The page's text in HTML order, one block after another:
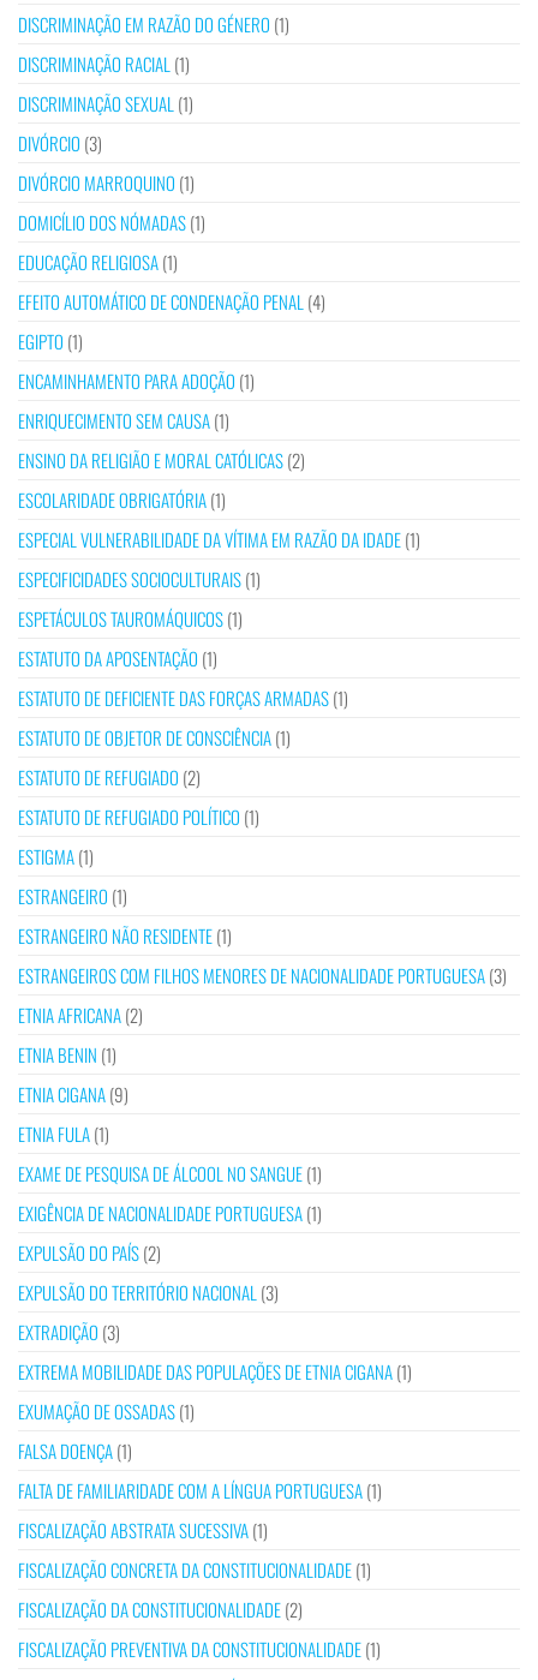
DISCRIMINAÇÃO EM RAZÃO DO GÉNERO (1)
DISCRIMINAÇÃO RACIAL(1)
DISCRIMINAÇÃO SEXUAL(1)
DIVÓRCIO (3)
DIVÓRCIO MARROQUINO (1)
DOMICÍLIO DOS NÓMADAS(1)
EDUCAÇÃO RELIGIOSA(1)
EFEITO AUTOMÁTICO DE CONDENAÇÃO PENAL(4)
EGIPTO (1)
ENCAMINHAMENTO PARA ADOÇÃO (1)
ENRIQUECIMENTO SEM CAUSA(1)
ENSINO DA RELIGIÃO E MORAL CATÓLICAS(2)
ESCOLARIDADE OBRIGATÓRIA(1)
ESPECIAL VULNERABILIDADE DA VÍTIMA EM RAZÃO DA IDADE(1)
ESPECIFICIDADES SOCIOCULTURAIS(1)
ESPETÁCULOS TAUROMÁQUICOS(1)
ESTATUTO DA APOSENTAÇÃO (1)
ESTATUTO DE DEFICIENTE DAS FORÇAS ARMADAS(1)
ESTATUTO DE OBJETOR DE CONSCIÊNCIA(1)
ESTATUTO DE REFUGIADO (2)
ESTATUTO DE REFUGIADO POLÍTICO (1)
ESTIGMA(1)
ESTRANGEIRO (1)
ESTRANGEIRO NÃO RESIDENTE(1)
ESTRANGEIROS COM FILHOS MENORES DE NACIONALIDADE PORTUGUESA(3)
ETNIA AFRICANA(2)
ETNIA BENIN (1)
ETNIA CIGANA(9)
ETNIA FULA(1)
EXAME DE PESQUISA DE ÁLCOOL NO SANGUE(1)
EXIGÊNCIA DE NACIONALIDADE PORTUGUESA(1)
EXPULSÃO DO PAÍS(2)
EXPULSÃO DO TERRITÓRIO NACIONAL(3)
EXTRADIÇÃO (3)
EXTREMA MOBILIDADE DAS POPULAÇÕES DE ETNIA CIGANA(1)
EXUMAÇÃO DE OSSADAS(1)
FALSA DOENÇA(1)
FALTA DE FAMILIARIDADE COM A LÍNGUA PORTUGUESA(1)
FISCALIZAÇÃO ABSTRATA SUCESSIVA(1)
FISCALIZAÇÃO CONCRETA DA CONSTITUCIONALIDADE(1)
FISCALIZAÇÃO DA CONSTITUCIONALIDADE(2)
FISCALIZAÇÃO PREVENTIVA DA CONSTITUCIONALIDADE(1)